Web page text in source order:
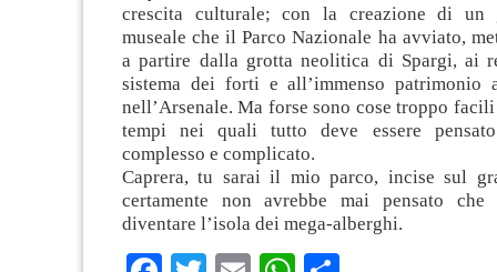
crescita culturale; con la creazione di un
museale che il Parco Nazionale ha avviato,
a partire dalla grotta neolitica di Spargi, ai
sistema dei forti e all’immenso patrimonio
nell’Arsenale. Ma forse sono cose troppo
tempi nei quali tutto deve essere
complesso e complicato.
Caprera, tu sarai il mio parco, incise sul
certamente non avrebbe mai pensato che
diventare l’isola dei mega-alberghi.